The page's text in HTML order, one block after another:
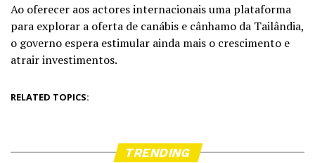
Ao oferecer aos actores internacionais uma plataforma
para explorar a oferta de canábis e cânhamo da Tailândia,
o governo espera estimular ainda mais o crescimento e
atrair investimentos.
RELATED TOPICS:
TRENDING